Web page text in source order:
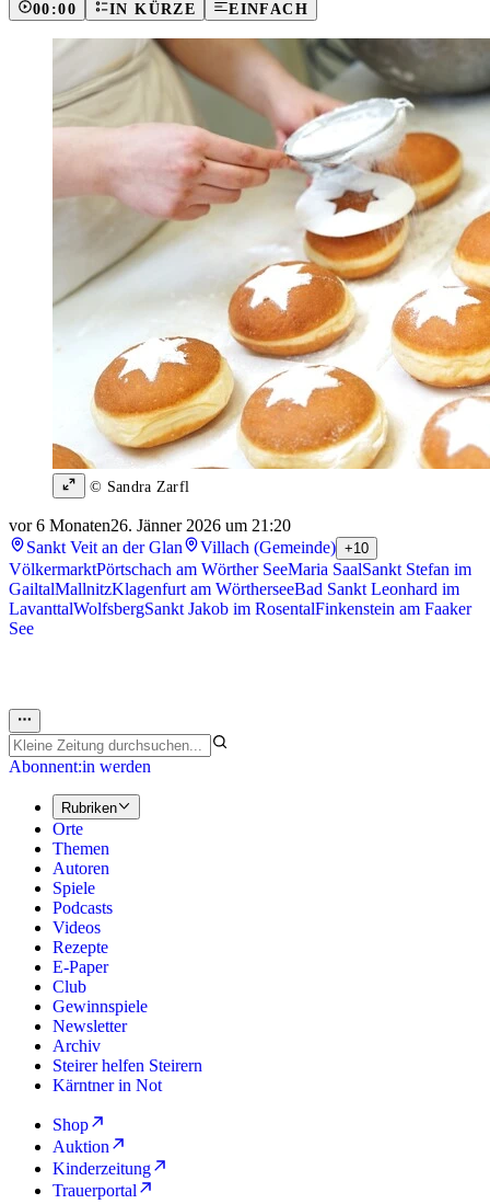
00:00 IN KÜRZE EINFACH
© Sandra Zarfl
vor 6 Monaten26. Jänner 2026 um 21:20
Sankt Veit an der Glan
Villach (Gemeinde) +10
VölkermarktPörtschach am Wörther SeeMaria SaalSankt Stefan im
GailtalMallnitzKlagenfurt am WörtherseeBad Sankt Leonhard im
LavanttalWolfsbergSankt Jakob im RosentalFinkenstein am Faaker
See
Abonnent:in werden
Rubriken
Orte
Themen
Autoren
Spiele
Podcasts
Videos
Rezepte
E-Paper
Club
Gewinnspiele
Newsletter
Archiv
Steirer helfen Steirern
Kärntner in Not
Shop
Auktion
Kinderzeitung
Trauerportal